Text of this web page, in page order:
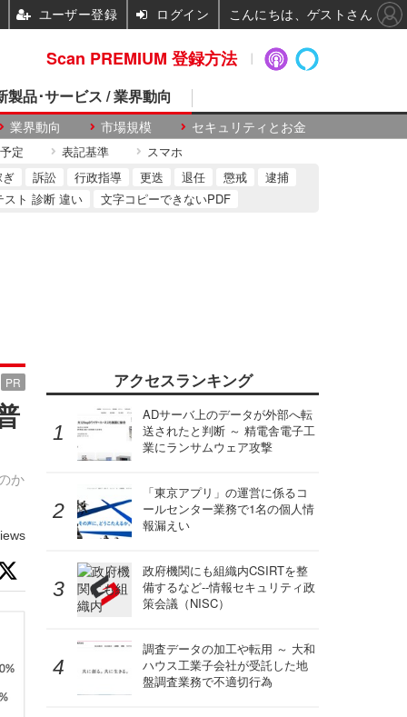
製品･サービス / 業界動向
業界動向 市場規模 セキュリティとお金
定 表記基準 スマホ
訴訟 行政指導 更迭 退任 懲戒
逮捕
スト 診断 違い 文字コピーできないPDF
か
PR アクセスランキング
ADサーバ上のデータが外部へ転
送されたと判断 ～ 精電舎電子工
業にランサムウェア攻撃
「東京アプリ」の運営に係るコ
ールセンター業務で1名の個人情
報漏えい
政府機関にも組織内CSIRTを整
備するなど--情報セキュリティ政
策会議（NISC）
調査データの加工や転用 ～ 大和
ハウス工業子会社が受託した地
盤調査業務で不適切行為
Scan PREMIUM 登録方法
ユーザー登録 ログイン こんにちは、ゲストさん